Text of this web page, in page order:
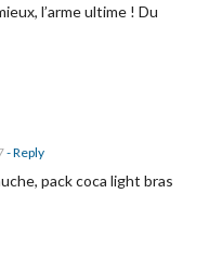
l’arme ultime ! Du
- Reply
pack coca light bras